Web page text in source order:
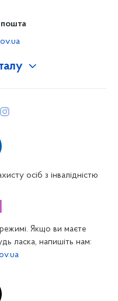
осіб з інвалідністю
Якщо ви маєте
ласка, напишіть нам: